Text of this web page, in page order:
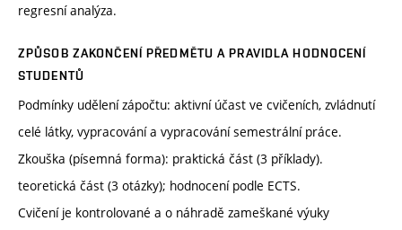
regresní analýza.
ZPŮSOB ZAKONČENÍ PŘEDMĚTU A PRAVIDLA HODNOCENÍ
STUDENTŮ
Podmínky udělení zápočtu: aktivní účast ve cvičeních, zvládnutí
celé látky, vypracování a vypracování semestrální práce.
Zkouška (písemná forma): praktická část (3 příklady).
teoretická část (3 otázky); hodnocení podle ECTS.
Cvičení je kontrolované a o náhradě zameškané výuky